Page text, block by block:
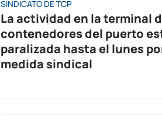
SINDICATO DE TCP
La actividad en la terminal
contenedores del puerto
paralizada hasta el lunes
medida sindical